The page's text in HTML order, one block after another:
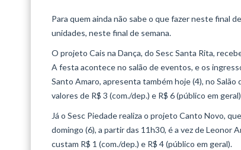
Para quem ainda não sabe o que fazer neste final
unidades, neste final de semana.
O projeto Cais na Dança, do Sesc Santa Rita,
A festa acontece no salão de eventos, e os
Santo Amaro, apresenta também hoje (4), no
valores de R$ 3 (com./dep.) e R$ 6 (público em
Já o Sesc Piedade realiza o projeto Canto Novo,
domingo (6), a partir das 11h30, é a vez de Leonor
custam R$ 1 (com./dep.) e R$ 4 (público em geral).